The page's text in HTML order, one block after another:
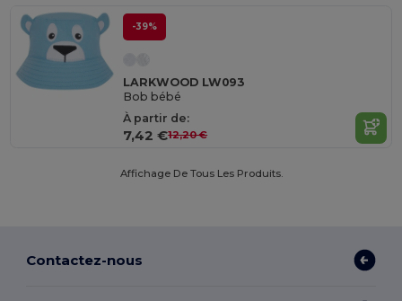
-39%
LARKWOOD LW093
Bob bébé
À partir de:
7,42 €12,20 €
Affichage De Tous Les Produits.
Contactez-nous